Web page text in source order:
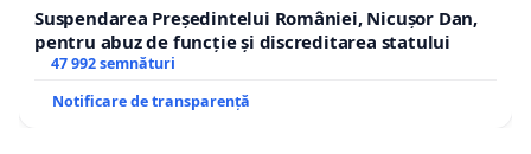
Suspendarea Președintelui României, Nicușor Dan,
pentru abuz de funcție și discreditarea statului
47 992 semnături
Notificare de transparență